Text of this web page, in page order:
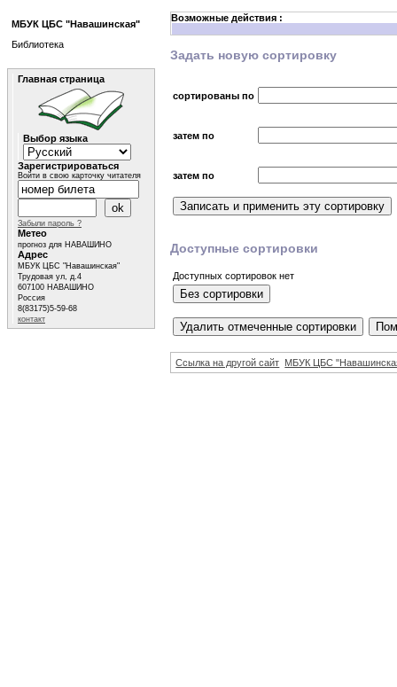
Возможные действия :
Задать новую сортировку
сортированы по
затем по
затем по
Доступные сортировки
Доступных сортировок нет
Ссылка на другой сайт МБУК ЦБС
МБУК ЦБС "Навашинская"
Библиотека
Главная страница
Выбор языка
Зарегистрироваться
Войти в свою карточку читателя
Забыли пароль ?
Метео
прогноз для НАВАШИНО
Адрес
МБУК ЦБС "Навашинская"
Трудовая ул, д.4
607100 НАВАШИНО
Россия
8(83175)5-59-68
контакт